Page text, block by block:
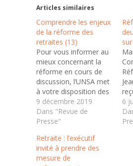
Articles similaires
Comprendre les enjeux
de la réforme des
retraites (13)
Pour vous informer au
mieux concernant la
réforme en cours de
discussion, l’UNSA met
à votre disposition des
articles sous forme de
FAQ (Foire Aux
Questions). 13- Quid
des primes ?
Aujourd’hui, le calcul
des retraites des
9 décembre 2019
Dans "Revue de
Presse"
6
Retraite : l’exécutif
invité à prendre des
mesure de